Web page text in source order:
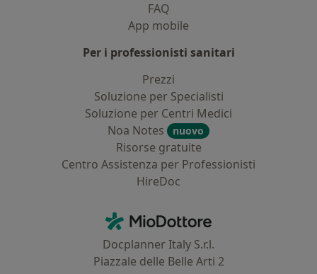
FAQ
App mobile
Per i professionisti sanitari
Prezzi
Soluzione per Specialisti
Soluzione per Centri Medici
Noa Notes
nuovo
Risorse gratuite
Centro Assistenza per Professionisti
HireDoc
MioDottore - Homepage
Docplanner Italy S.r.l.
Piazzale delle Belle Arti 2